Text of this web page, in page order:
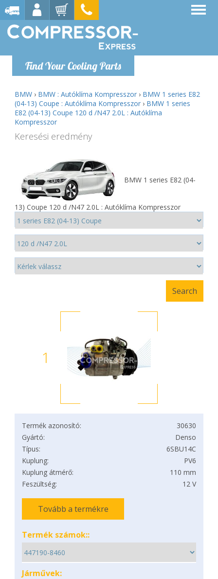
Find Your Cooling Parts
BMW › BMW : Autóklíma Kompresszor › BMW 1 series E82
(04-13) Coupe : Autóklíma Kompresszor › BMW 1 series
E82 (04-13) Coupe 120 d /N47 2.0L : Autóklíma
Kompresszor
Keresési eredmény
BMW 1 series E82 (04-
13) Coupe 120 d /N47 2.0L : Autóklíma Kompresszor
1
Termék azonosító:
30630
Gyártó:
Denso
Típus:
6SBU14C
Kuplung:
PV6
Kuplung átmérő:
110 mm
Feszültség:
12 V
Tovább a termékre
Termék számok::
Járművek: